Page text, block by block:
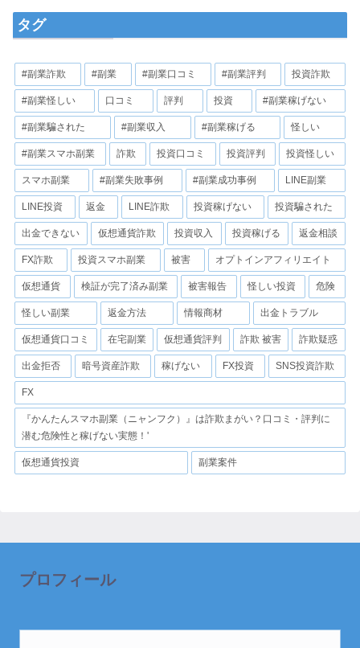
タグ
#副業詐欺 #副業 #副業口コミ #副業評判 投資詐欺
#副業怪しい 口コミ 評判 投資 #副業稼げない
#副業騙された #副業収入 #副業稼げる 怪しい
#副業スマホ副業 詐欺 投資口コミ 投資評判 投資怪しい
スマホ副業 #副業失敗事例 #副業成功事例 LINE副業
LINE投資 返金 LINE詐欺 投資稼げない 投資騙された
出金できない 仮想通貨詐欺 投資収入 投資稼げる 返金相談
FX詐欺 投資スマホ副業 被害 オプトインアフィリエイト
仮想通貨 検証が完了済み副業 被害報告 怪しい投資 危険
怪しい副業 返金方法 情報商材 出金トラブル
仮想通貨口コミ 在宅副業 仮想通貨評判 詐欺 被害 詐欺疑惑
出金拒否 暗号資産詐欺 稼げない FX投資 SNS投資詐欺
FX
『かんたんスマホ副業（ニャンフク）』は詐欺まがい？口コミ・評判に
潜む危険性と稼げない実態！'
仮想通貨投資 副業案件
プロフィール